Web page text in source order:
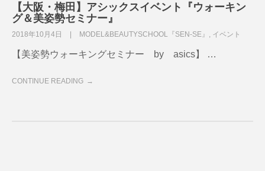
【大阪・梅田】アシックスイベント『ウォーキン
グ＆美姿勢セミナー』
2018年10月4日 MODEL&BEAUTYSCHOOL『SEN-SE』 イベント
【美姿勢ウォーキングセミナー by asics】 …
CONTINUE READING